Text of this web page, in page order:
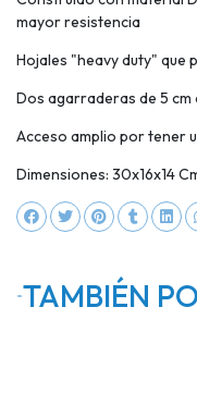
mayor resistencia
Hojales "heavy duty" que
Dos agarraderas de 5 cm
Acceso amplio por tener
Dimensiones: 30x16x14
TAMBIÉN